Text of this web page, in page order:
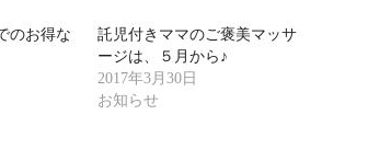
のお得な
託児付きママのご褒美マッサ
ージは、５月から♪
2017年3月30日
お知らせ